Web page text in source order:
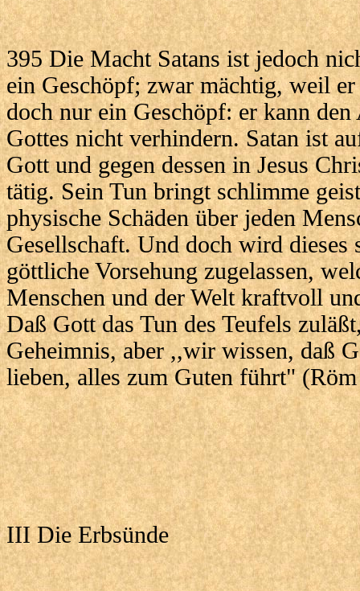
395 Die Macht Satans ist jedoch
ein Geschöpf; zwar mächtig, weil
doch nur ein Geschöpf: er kann den
Gottes nicht verhindern. Satan ist
Gott und gegen dessen in Jesus
tätig. Sein Tun bringt schlimme
physische Schäden über jeden
Gesellschaft. Und doch wird dieses
göttliche Vorsehung zugelassen,
Menschen und der Welt kraftvoll
Daß Gott das Tun des Teufels
Geheimnis, aber ,,wir wissen, daß
lieben, alles zum Guten führt"
III Die Erbsünde